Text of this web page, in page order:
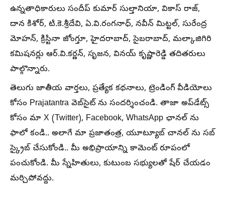
ఉన్నతాధికారులు సందీప్ కుమార్ సుల్తానియా, వికాస్ రాజ్,
దాన కిశోర్, టి.కె.శ్రీదేవి, ఏ.వి.రంగనాధ్, నవీన్ మిట్టల్, సురేంద్ర
మోహన్, క్రిస్టినా జోంగ్తూ, హైదరాబాద్, సైబరాబాద్, మల్కాజిగిరి
కమిషనర్లు ఆర్.వి.కర్ణన్, సృజన, వినయ్ కృష్ణారెడ్డి తదితరులు
పాల్గొన్నారు.
తెలుగు జాతీయ వార్తలు, ప్రత్యేక కథనాలు, ట్రెండింగ్ వీడియోలు
కోసం Prajatantra వెబ్‌సైట్ ను సందర్శించండి. తాజా అప్‌డేట్స్
కోసం మా X (Twitter), Facebook, WhatsApp ఛానల్ ను
ఫాలో కండి.. అలాగే మా ప్రజాతంత్ర, యూట్యూబ్ చానల్ ను సబ్
స్క్రైబ్ చేసుకోండి.. మీ అభిప్రాయాన్ని కామెంట్ రూపంలో
పంచుకోండి. మీ స్నేహితులు, కుటుంబ సభ్యులతో షేర్ చేయడం
మర్చిపోవద్దు.